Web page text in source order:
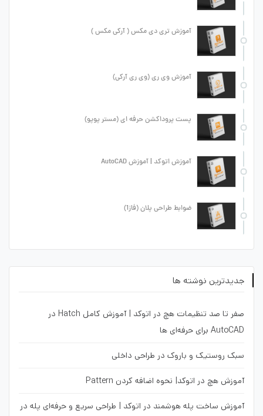
آموزش تری دی مکس ( آرکی مکس )
آموزش وی ری (وی ری آرکی)
پست پروداکشن حرفه ای (مستر پوپو)
آموزش اتوکد | آموزش AutoCAD
ضوابط طراحی پلان (فاز1)
جدیدترین نوشته ها
صفر تا صد تنظیمات هچ در اتوکد | آموزش کامل Hatch در
AutoCAD برای حرفه‌ای ها
سبک روستیک و باروک در طراحی داخلی
آموزش هچ در اتوکد| نحوه اضافه کردن Pattern
آموزش ساخت پله هوشمند در اتوکد | طراحی سریع و حرفه‌ای پله در